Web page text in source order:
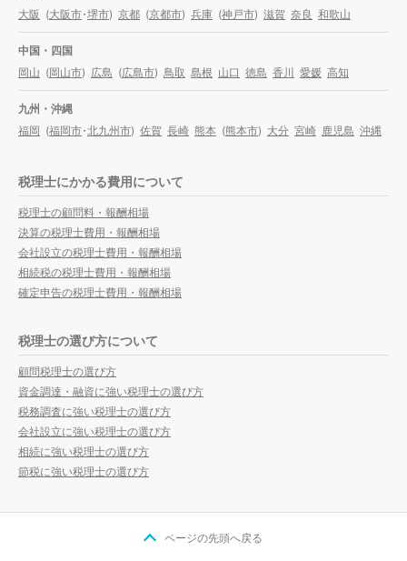
大阪 (大阪市・堺市) 京都 (京都市) 兵庫 (神戸市) 滋賀 奈良 和歌山
中国・四国
岡山 (岡山市) 広島 (広島市) 鳥取 島根 山口 徳島 香川 愛媛 高知
九州・沖縄
福岡 (福岡市・北九州市) 佐賀 長崎 熊本 (熊本市) 大分 宮崎 鹿児島 沖縄
税理士にかかる費用について
税理士の顧問料・報酬相場
決算の税理士費用・報酬相場
会社設立の税理士費用・報酬相場
相続税の税理士費用・報酬相場
確定申告の税理士費用・報酬相場
税理士の選び方について
顧問税理士の選び方
資金調達・融資に強い税理士の選び方
税務調査に強い税理士の選び方
会社設立に強い税理士の選び方
相続に強い税理士の選び方
節税に強い税理士の選び方
ページの先頭へ戻る